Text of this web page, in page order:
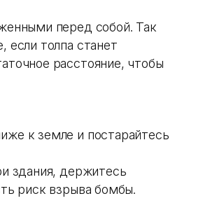
перед собой. Так
толпа станет
расстояние, чтобы
к земле и постарайтесь
здания, держитесь
риск взрыва бомбы.